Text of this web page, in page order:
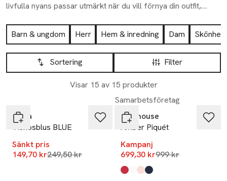
livfulla nyans passar utmärkt när du vill förnya din outfit,
breda utbud och hitta din röda blus här hos oss.
Hoppa till produktsidan
Barn & ungdom Herr Hem & inredning Dam
Skönhet
Hoppa till produktsidan
Filter
Sortering
Visar 15 av 15 produkter
Lista över produkter
Wera
Viskosblus BLUE
Sänkt pris
149,70 krLägsta pris 30 dagar
249,50 kr
Samarbetsföretag
Newhouse
Amber Piquét
Kampanj
699,30 krLägsta pris 30
999 kr
Produkten finns i färgerna:
röd
vit,
ljusrosa,
marinblå,